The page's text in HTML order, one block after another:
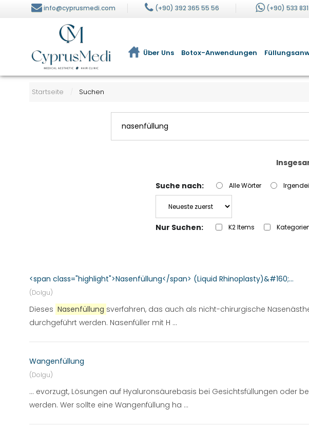
info@cyprusmedi.com (+90) 392 365 55 56 (+90) 533 831
Über Uns Botox-Anwendungen
® Hautanalyse Ernährung und Diät
Startseite / Suchen
Suche nach: Alle Wörter
Nur Suchen: K2 Items
<span class="highlight">Nasenfüllung</span> (Liquid Rhinoplasty)&#160;...
(Dolgu)
Dieses Nasenfüllung sverfahren, das auch als nicht-chirurgische
durchgeführt werden. Nasenfüller mit H ...
Wangenfüllung
(Dolgu)
... evorzugt, Lösungen auf Hyaluronsäurebasis bei Gesichtsfüllungen oder
werden. Wer sollte eine Wangenfüllung ha ...